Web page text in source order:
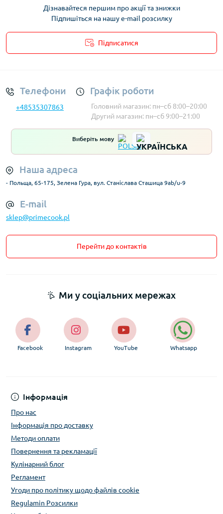
Дізнавайтеся першим про акції та знижки
Підпишіться на нашу e-mail розсилку
Підписатися
Телефони
+48535307863
Графік роботи
Головний магазин: пн–сб 8:00–20:00
Другий магазин: пн–сб 9:00–21:00
Виберіть мову
Наша адреса
- Польща, 65-175, Зелена Гура, вул. Станіслава Сташица 9ab/u-9
E-mail
sklep@primecook.pl
Перейти до контактів
Інформація
Про нас
Інформація про доставку
Методи оплати
Повернення та рекламації
Кулінарний блог
Регламент
Угоди про політику щодо файлів cookie
Regulamin Розсилки
Ми у соціальних мережах
Facebook Instagram YouTube Whatsapp